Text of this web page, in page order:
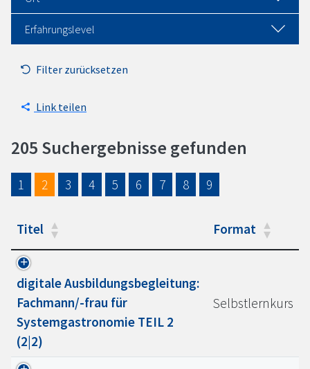
Erfahrungslevel
Filter zurücksetzen
Link teilen
205 Suchergebnisse gefunden
1 2 3 4 5 6 7 8 9
Titel Format
digitale Ausbildungsbegleitung:
Fachmann/-frau für
Systemgastronomie TEIL 2
(2|2)
Selbstlernkurs